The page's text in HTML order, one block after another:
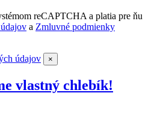
reCAPTCHA a platia pre ňu
a Zmluvné podmienky
údajov ×
vlastný chlebík!